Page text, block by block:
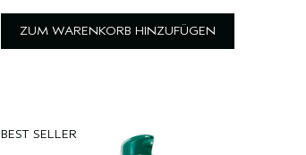
ZUM WARENKORB HINZUFÜGEN
BEST SELLER